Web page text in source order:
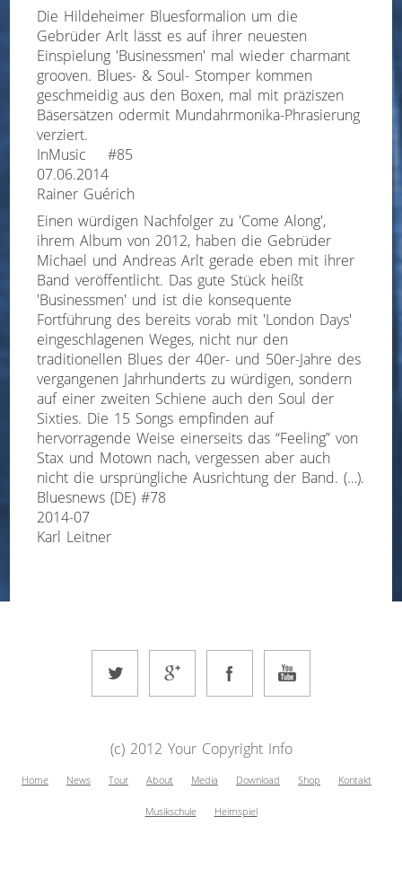
Die Hildeheimer Bluesformalion um die
Gebrüder Arlt lässt es auf ihrer neuesten
Einspielung 'Businessmen' mal wieder charmant
grooven. Blues- & Soul- Stomper kommen
geschmeidig aus den Boxen, mal mit präziszen
Bäsersätzen odermit Mundahrmonika-Phrasierung
verziert.
InMusic #85
07.06.2014
Rainer Guérich
Einen würdigen Nachfolger zu 'Come Along',
ihrem Album von 2012, haben die Gebrüder
Michael und Andreas Arlt gerade eben mit ihrer
Band veröffentlicht. Das gute Stück heißt
'Businessmen' und ist die konsequente
Fortführung des bereits vorab mit 'London Days'
eingeschlagenen Weges, nicht nur den
traditionellen Blues der 40er- und 50er-Jahre des
vergangenen Jahrhunderts zu würdigen, sondern
auf einer zweiten Schiene auch den Soul der
Sixties. Die 15 Songs empfinden auf
hervorragende Weise einerseits das “Feeling” von
Stax und Motown nach, vergessen aber auch
nicht die ursprüngliche Ausrichtung der Band. (…).
Bluesnews (DE) #78
2014-07
Karl Leitner
(c) 2012 Your Copyright Info
Home News Tour About Media Download Shop Kontakt
Musikschule Heimspiel